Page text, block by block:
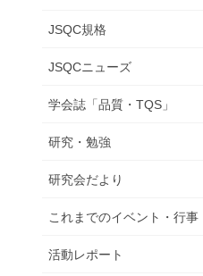
JSQC規格
JSQCニューズ
学会誌「品質・TQS」
研究・勉強
研究会だより
これまでのイベント・行事
活動レポート